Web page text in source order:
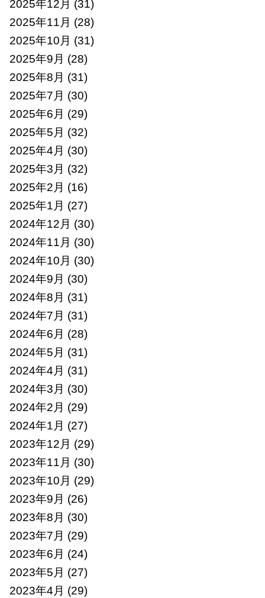
2025年12月 (31)
2025年11月 (28)
2025年10月 (31)
2025年9月 (28)
2025年8月 (31)
2025年7月 (30)
2025年6月 (29)
2025年5月 (32)
2025年4月 (30)
2025年3月 (32)
2025年2月 (16)
2025年1月 (27)
2024年12月 (30)
2024年11月 (30)
2024年10月 (30)
2024年9月 (30)
2024年8月 (31)
2024年7月 (31)
2024年6月 (28)
2024年5月 (31)
2024年4月 (31)
2024年3月 (30)
2024年2月 (29)
2024年1月 (27)
2023年12月 (29)
2023年11月 (30)
2023年10月 (29)
2023年9月 (26)
2023年8月 (30)
2023年7月 (29)
2023年6月 (24)
2023年5月 (27)
2023年4月 (29)